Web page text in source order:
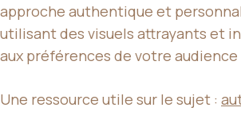
approche authentique et
utilisant des visuels attrayants et
aux préférences de votre audience
Une ressource utile sur le sujet :